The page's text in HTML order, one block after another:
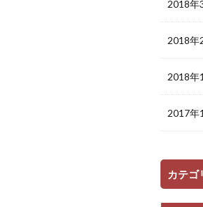
2018年
2018年
2018年
2017年
カテゴ